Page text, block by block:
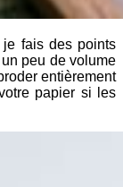
fais des points
peu de volume
entièrement
papier si les